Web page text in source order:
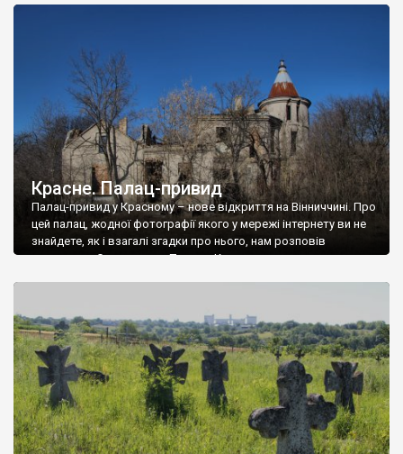
Красне. Палац-привид
Палац-привид у Красному – нове відкриття на Вінниччині. Про
цей палац, жодної фотографії якого у мережі інтернету ви не
знайдете, як і взагалі згадки про нього, нам розповів
мешканець Самгородка. Палац у Красному вразив не лише